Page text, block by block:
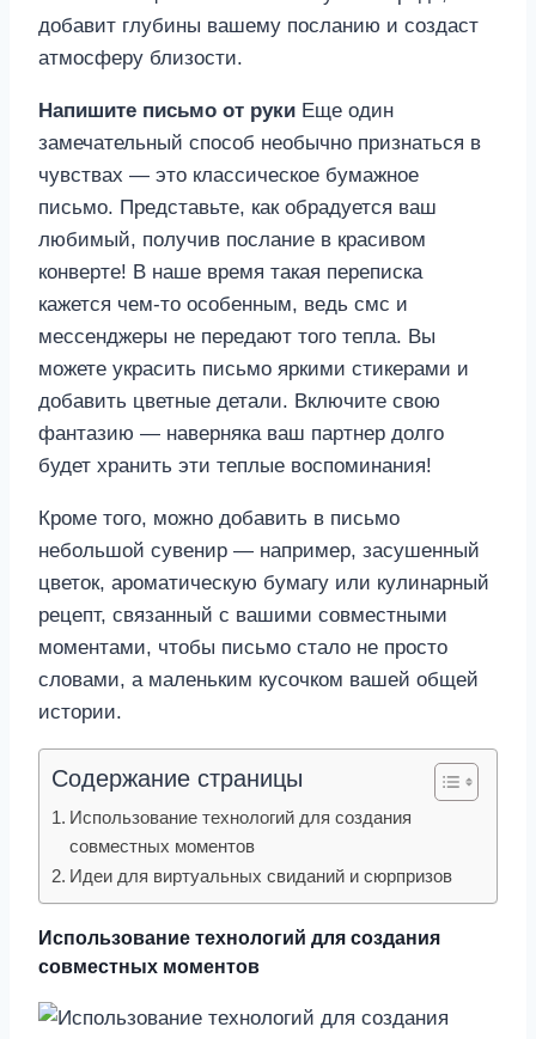
добавит глубины вашему посланию и создаст
атмосферу близости.
Напишите письмо от руки Еще один
замечательный способ необычно признаться в
чувствах — это классическое бумажное
письмо. Представьте, как обрадуется ваш
любимый, получив послание в красивом
конверте! В наше время такая переписка
кажется чем-то особенным, ведь смс и
мессенджеры не передают того тепла. Вы
можете украсить письмо яркими стикерами и
добавить цветные детали. Включите свою
фантазию — наверняка ваш партнер долго
будет хранить эти теплые воспоминания!
Кроме того, можно добавить в письмо
небольшой сувенир — например, засушенный
цветок, ароматическую бумагу или кулинарный
рецепт, связанный с вашими совместными
моментами, чтобы письмо стало не просто
словами, а маленьким кусочком вашей общей
истории.
Содержание страницы
Использование технологий для создания
совместных моментов
Идеи для виртуальных свиданий и сюрпризов
Использование технологий для создания
совместных моментов